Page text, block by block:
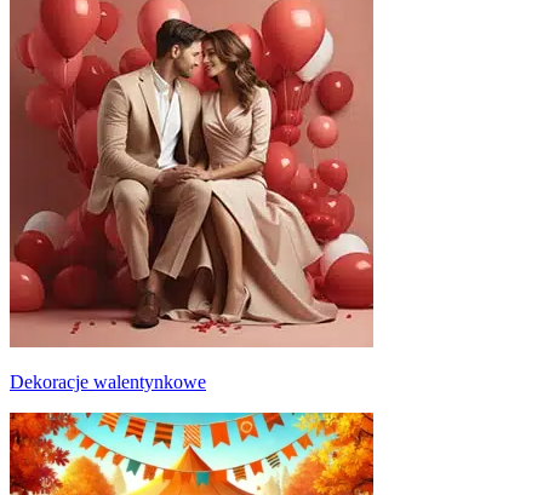
Dekoracje walentynkowe